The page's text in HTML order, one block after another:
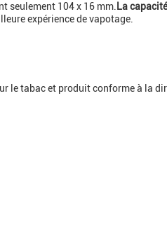
seulement 104 x 16 mm. La
expérience de vapotage.
le tabac et produit conforme à la